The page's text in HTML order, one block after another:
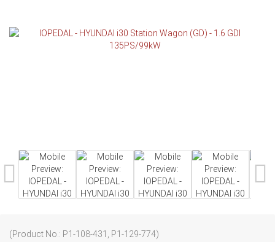
(Product No.: P1-108-431, P1-129-774)